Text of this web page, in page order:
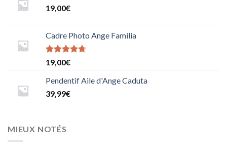
19,00€
Cadre Photo Ange Familia
Note
4.6666666666666667
sur 5
19,00€
Pendentif Aile d'Ange Caduta
39,99€
MIEUX NOTÉS